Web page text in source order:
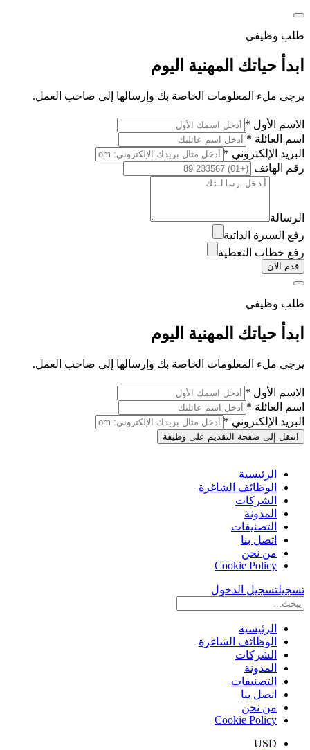
طلب وظيفي
ابدأ حياتك المهنية اليوم
يرجى ملء المعلومات الخاصة بك وإرسالها إلى صاحب العمل.
الاسم الأول *
اسم العائلة *
البريد الإلكتروني *
رقم الهاتف
الرسالة
رفع السيرة الذاتية
رفع خطاب التغطية
قدم الآن
طلب وظيفي
ابدأ حياتك المهنية اليوم
يرجى ملء المعلومات الخاصة بك وإرسالها إلى صاحب العمل.
الاسم الأول *
اسم العائلة *
البريد الإلكتروني *
انتقل إلى صفحة التقديم على وظيفة
الرئيسية
الوظائف الشاغرة
الشركات
المدونة
التصنيفات
اتصل بنا
من نحن
Cookie Policy
تسجيلتسجيل الدخول
الرئيسية
الوظائف الشاغرة
الشركات
المدونة
التصنيفات
اتصل بنا
من نحن
Cookie Policy
USD